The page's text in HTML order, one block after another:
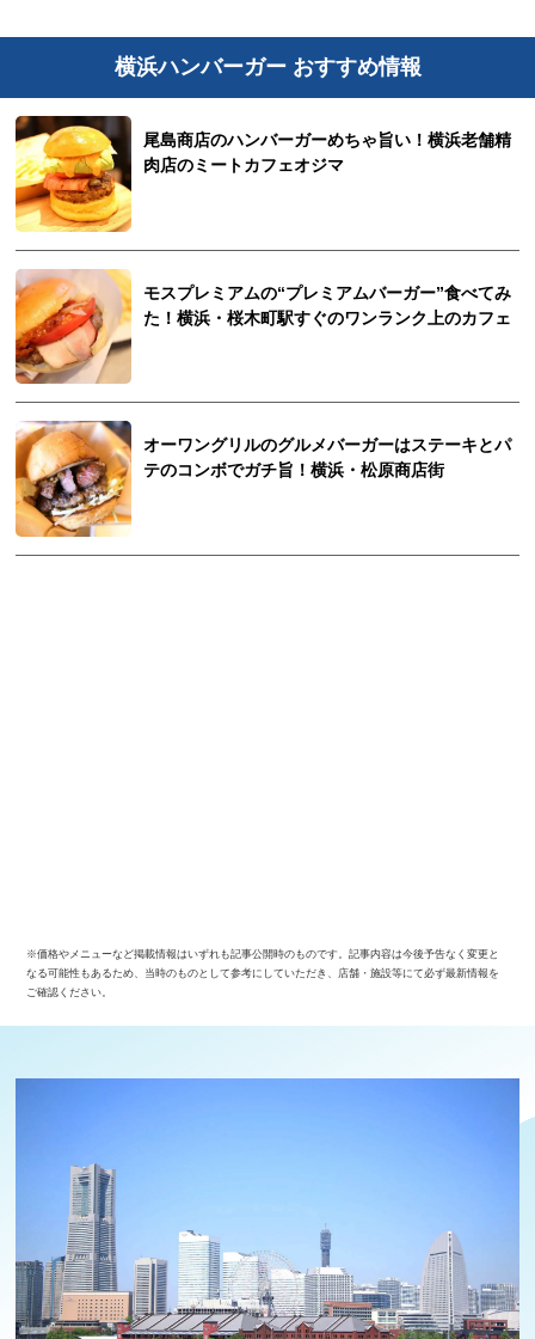
横浜ハンバーガー おすすめ情報
尾島商店のハンバーガーめちゃ旨い！横浜老舗精
肉店のミートカフェオジマ
モスプレミアムの“プレミアムバーガー”食べてみ
た！横浜・桜木町駅すぐのワンランク上のカフェ
オーワングリルのグルメバーガーはステーキとパ
テのコンボでガチ旨！横浜・松原商店街
※価格やメニューなど掲載情報はいずれも記事公開時のものです。記事内容は今後予告なく変更と
なる可能性もあるため、当時のものとして参考にしていただき、店舗・施設等にて必ず最新情報を
ご確認ください。